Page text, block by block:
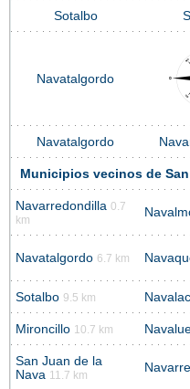
Sotalbo
Navatalgordo
Navatalgordo
Municipios vecinos de
Navarredondilla 0.7
km
Navatalgordo 6.7 km
Sotalbo 9.5 km
Mironcillo 10.7 km
San Juan de la
Nava 11.7 km